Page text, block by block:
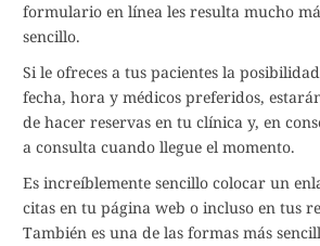
formulario en línea les resulta mucho
sencillo.
Si le ofreces a tus pacientes la
fecha, hora y médicos preferidos,
de hacer reservas en tu clínica y, en
a consulta cuando llegue el momento.
Es increíblemente sencillo colocar un
citas en tu página web o incluso en tus
También es una de las formas más